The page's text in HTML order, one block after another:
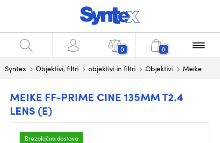
0 0
Syntex Objektivi, filtri objektivi in filtri Objektivi Meike
MEIKE FF-PRIME CINE 135MM T2.4
LENS (E)
Brezplačna dostava